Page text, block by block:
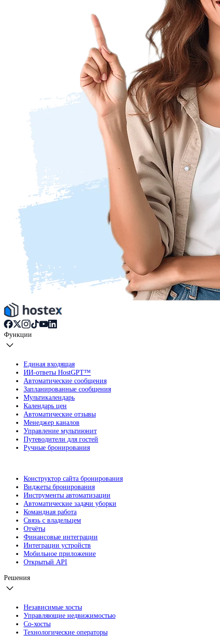
Функции
Единая входящая
ИИ-ответы HostGPT™
Автоматические сообщения
Запланированные сообщения
Мультикалендарь
Календарь цен
Автоматические отзывы
Менеджер каналов
Управление мультиюнит
Путеводители для гостей
Ручные бронирования
Конструктор сайта бронирования
Виджеты бронирования
Инструменты автоматизации
Автоматические задачи уборки
Командная работа
Связь с владельцем
Отчёты
Финансовые интеграции
Интеграции устройств
Мобильное приложение
Открытый API
Решения
Независимые хосты
Управляющие недвижимостью
Со-хосты
Технологические операторы